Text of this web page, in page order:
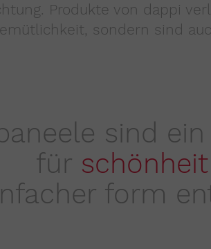
Produkte von dappi
sondern sind
sind
für schönheit
form